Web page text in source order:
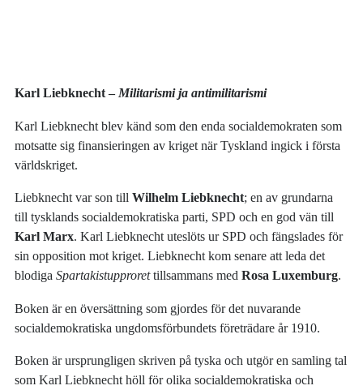
Karl Liebknecht –Militarismi ja antimilitarismi
Karl Liebknecht blev känd som den enda socialdemokraten som
motsatte sig finansieringen av kriget när Tyskland ingick i första
världskriget.
Liebknecht var son tillWilhelm Liebknecht; en av grundarna
till tysklands socialdemokratiska parti, SPD och en god vän till
Karl Marx. Karl Liebknecht uteslöts ur SPD och fängslades för
sin opposition mot kriget. Liebknecht kom senare att leda det
blodigaSpartakistupprorettillsammans medRosa Luxemburg.
Boken är en översättning som gjordes för det nuvarande
socialdemokratiska ungdomsförbundets företrädare år 1910.
Boken är ursprungligen skriven på tyska och utgör en samling tal
som Karl Liebknecht höll för olika socialdemokratiska och